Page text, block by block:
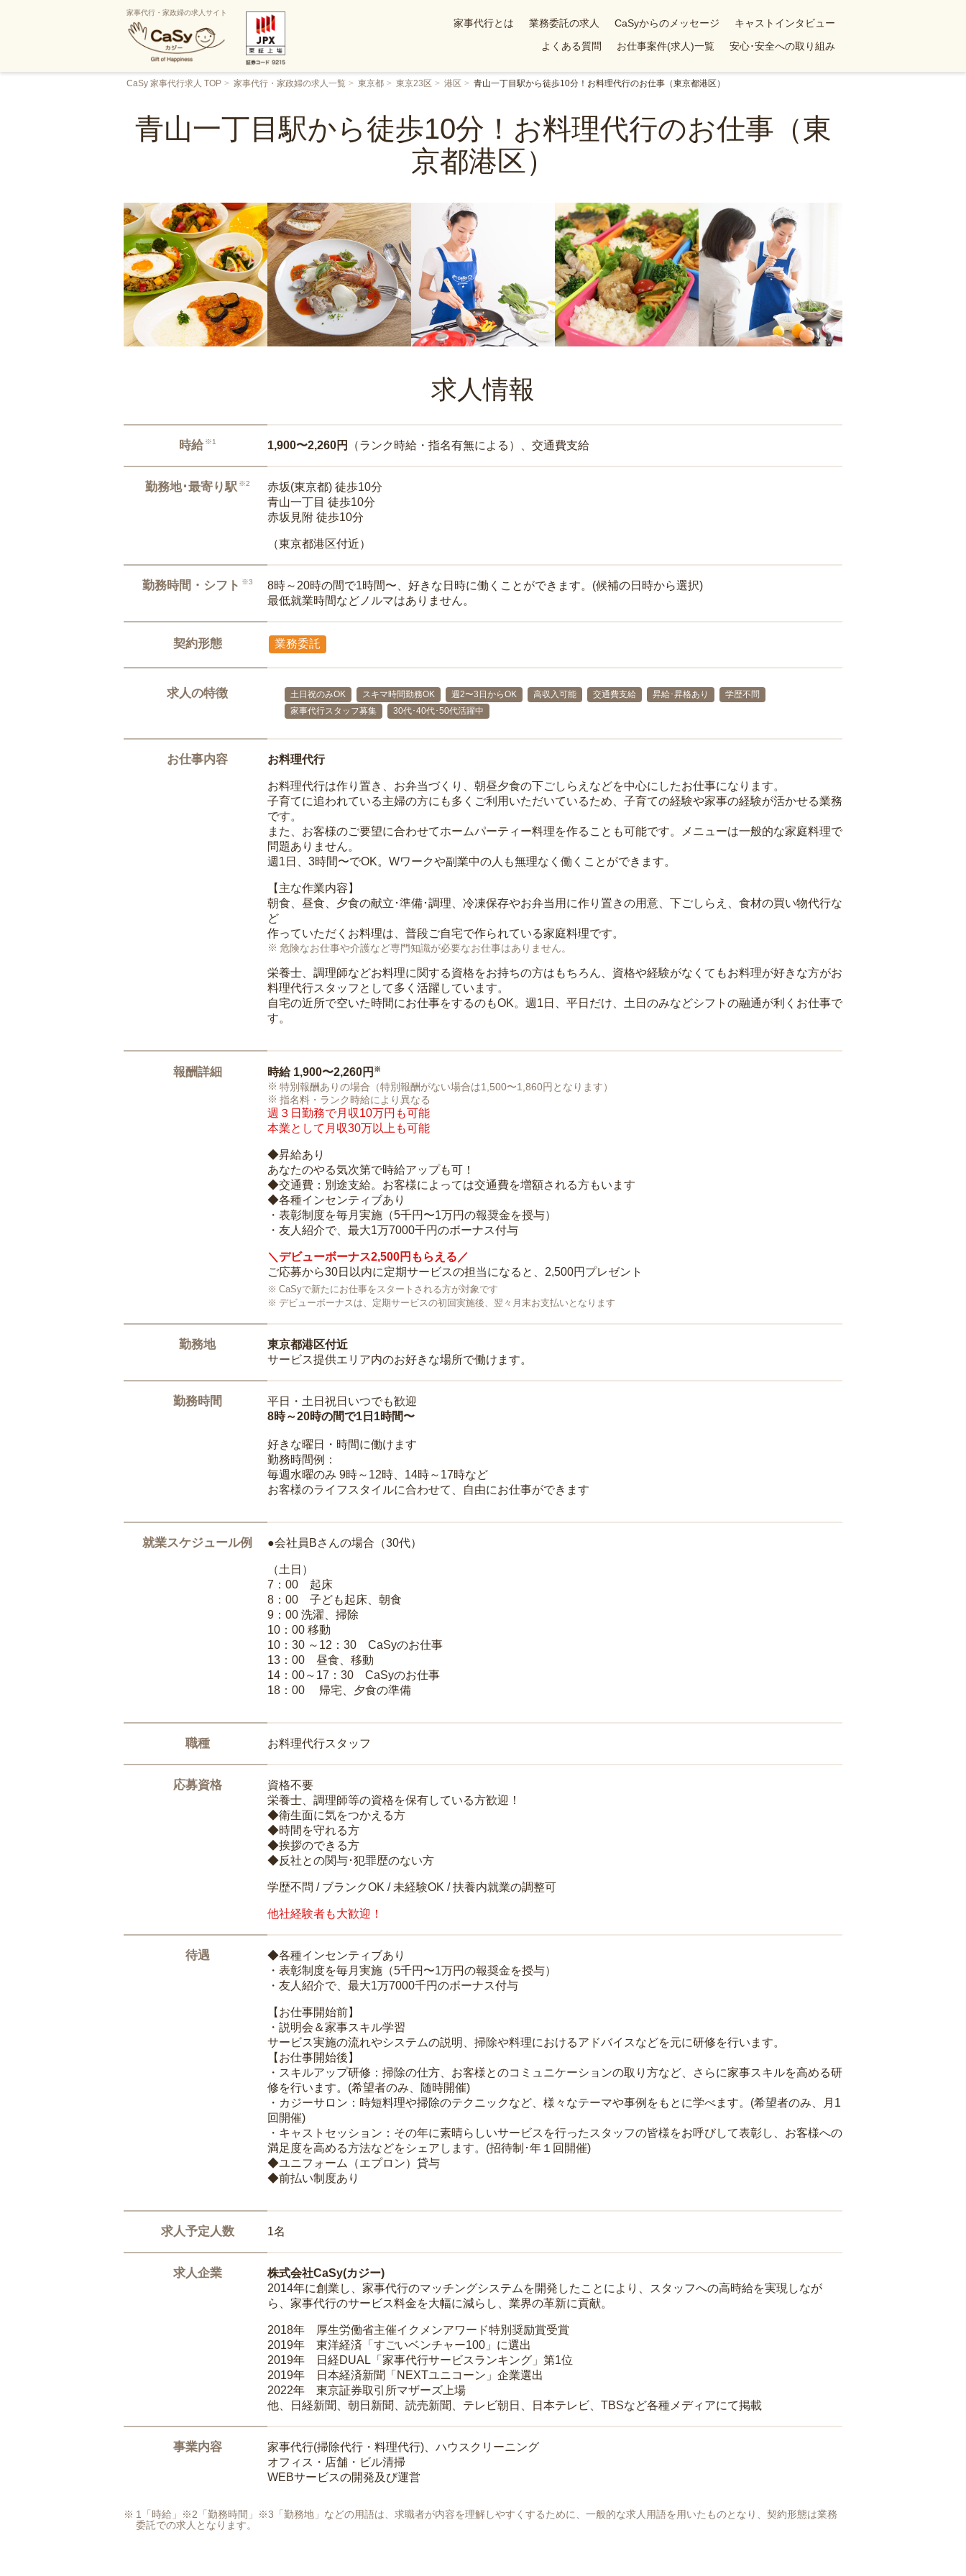
家事代行・家政婦の求人サイト
家事代行とは 業務委託の求人 CaSyからのメッセージ
キャストインタビュー
よくある質問
お仕事案件(求人)一覧 安心･安全への取り組み
CaSy 家事代行求人 TOP 家事代行・家政婦の求人一覧 東京都 東京23区 港区 青山一丁目駅から徒歩10分！お料理代行のお仕事（東京都港区）
青山一丁目駅から徒歩10分！お料理代行のお仕事（東
京都港区）
求人情報
時給 ※1 1,900〜2,260円 （ランク時給・指名有無による）、交通費支給
勤務地･最寄り駅 ※2
赤坂(東京都) 徒歩10分
青山一丁目 徒歩10分
赤坂見附 徒歩10分
（東京都港区付近）
勤務時間・シフト ※3
8時～20時の間で1時間〜、好きな日時に働くことができます。(候補の日時から選択)
最低就業時間などノルマはありません。
契約形態 業務委託
求人の特徴 土日祝のみOK スキマ時間勤務OK 週2〜3日からOK 高収入可能 交通費支給 昇給･昇格あり
学歴不問
家事代行スタッフ募集
30代･40代･50代活躍中
お仕事内容 お料理代行
お料理代行は作り置き、お弁当づくり、朝昼夕食の下ごしらえなどを中心にしたお仕事になります。
子育てに追われている主婦の方にも多くご利用いただいているため、子育ての経験や家事の経験が活かせる業務
です。
また、お客様のご要望に合わせてホームパーティー料理を作ることも可能です。メニューは一般的な家庭料理で
問題ありません。
週1日、3時間〜でOK。Wワークや副業中の人も無理なく働くことができます。
【主な作業内容】
朝食、昼食、夕食の献立･準備･調理、冷凍保存やお弁当用に作り置きの用意、下ごしらえ、食材の買い物代行な
ど
作っていただくお料理は、普段ご自宅で作られている家庭料理です。
危険なお仕事や介護など専門知識が必要なお仕事はありません。
栄養士、調理師などお料理に関する資格をお持ちの方はもちろん、資格や経験がなくてもお料理が好きな方がお
料理代行スタッフとして多く活躍しています。
自宅の近所で空いた時間にお仕事をするのもOK。週1日、平日だけ、土日のみなどシフトの融通が利くお仕事で
す。
報酬詳細 時給 1,900〜2,260円 ※
特別報酬ありの場合（特別報酬がない場合は1,500〜1,860円となります）
指名料・ランク時給により異なる
週３日勤務で月収10万円も可能
本業として月収30万以上も可能
◆昇給あり
あなたのやる気次第で時給アップも可！
◆交通費：別途支給。お客様によっては交通費を増額される方もいます
◆各種インセンティブあり
・表彰制度を毎月実施（5千円〜1万円の報奨金を授与）
・友人紹介で、最大1万7000千円のボーナス付与
＼デビューボーナス2,500円もらえる／
ご応募から30日以内に定期サービスの担当になると、2,500円プレゼント
CaSyで新たにお仕事をスタートされる方が対象です
デビューボーナスは、定期サービスの初回実施後、翌々月末お支払いとなります
勤務地
東京都港区付近
サービス提供エリア内のお好きな場所で働けます。
勤務時間
平日・土日祝日いつでも歓迎
8時～20時の間で1日1時間〜
好きな曜日・時間に働けます
勤務時間例：
毎週水曜のみ 9時～12時、14時～17時など
お客様のライフスタイルに合わせて、自由にお仕事ができます
就業スケジュール例 ●会社員Bさんの場合（30代）
（土日）
7：00 起床
8：00 子ども起床、朝食
9：00 洗濯、掃除
10：00 移動
10：30 ～12：30 CaSyのお仕事
13：00 昼食、移動
14：00～17：30 CaSyのお仕事
18：00 帰宅、夕食の準備
職種 お料理代行スタッフ
応募資格
資格不要
栄養士、調理師等の資格を保有している方歓迎！
◆衛生面に気をつかえる方
◆時間を守れる方
◆挨拶のできる方
◆反社との関与･犯罪歴のない方
学歴不問 / ブランクOK / 未経験OK / 扶養内就業の調整可
他社経験者も大歓迎！
待遇
◆各種インセンティブあり
・表彰制度を毎月実施（5千円〜1万円の報奨金を授与）
・友人紹介で、最大1万7000千円のボーナス付与
【お仕事開始前】
・説明会＆家事スキル学習
サービス実施の流れやシステムの説明、掃除や料理におけるアドバイスなどを元に研修を行います。
【お仕事開始後】
・スキルアップ研修：掃除の仕方、お客様とのコミュニケーションの取り方など、さらに家事スキルを高める研
修を行います。(希望者のみ、随時開催)
・カジーサロン：時短料理や掃除のテクニックなど、様々なテーマや事例をもとに学べます。(希望者のみ、月1
回開催)
・キャストセッション：その年に素晴らしいサービスを行ったスタッフの皆様をお呼びして表彰し、お客様への
満足度を高める方法などをシェアします。(招待制･年１回開催)
◆ユニフォーム（エプロン）貸与
◆前払い制度あり
求人予定人数 1名
求人企業
株式会社CaSy(カジー)
2014年に創業し、家事代行のマッチングシステムを開発したことにより、スタッフへの高時給を実現しなが
ら、家事代行のサービス料金を大幅に減らし、業界の革新に貢献。
2018年 厚生労働省主催イクメンアワード特別奨励賞受賞
2019年 東洋経済「すごいベンチャー100」に選出
2019年 日経DUAL「家事代行サービスランキング」第1位
2019年 日本経済新聞「NEXTユニコーン」企業選出
2022年 東京証券取引所マザーズ上場
他、日経新聞、朝日新聞、読売新聞、テレビ朝日、日本テレビ、TBSなど各種メディアにて掲載
事業内容
家事代行(掃除代行・料理代行)、ハウスクリーニング
オフィス・店舗・ビル清掃
WEBサービスの開発及び運営
1「時給」※2「勤務時間」※3「勤務地」などの用語は、求職者が内容を理解しやすくするために、一般的な求人用語を用いたものとなり、契約形態は業務
委託での求人となります。